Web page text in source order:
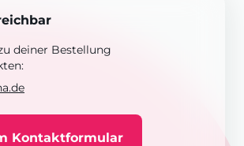
deiner Bestellung
Kontaktformular